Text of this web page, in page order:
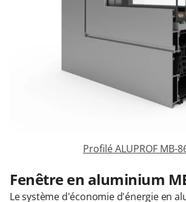
Protections solaires
Garages & Carports
Clôtures et portails
Conseils gratuits
Profilé ALUPROF MB-
Fenêtre en aluminium
Le système d'économie d'énergie en